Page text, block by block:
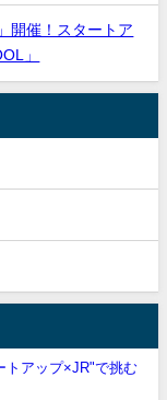
開催！スタートア
」
トアップ×JR"で挑む